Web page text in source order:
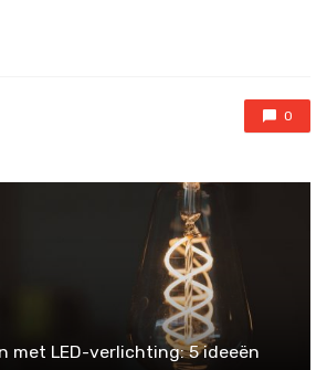
0
met LED-verlichting: 5 ideeën